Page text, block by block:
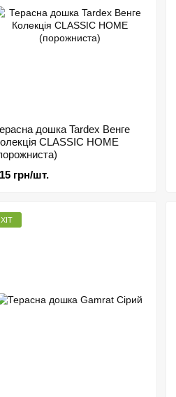
дошка Tardex Венге
CLASSIC HOME
грн/шт.
ХІТ